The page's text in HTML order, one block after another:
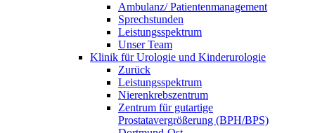
Ambulanz/ Patientenmanagement
Sprechstunden
Leistungsspektrum
Unser Team
Klinik für Urologie und Kinderurologie
Zurück
Leistungsspektrum
Nierenkrebszentrum
Zentrum für gutartige
Prostatavergrößerung (BPH/BPS)